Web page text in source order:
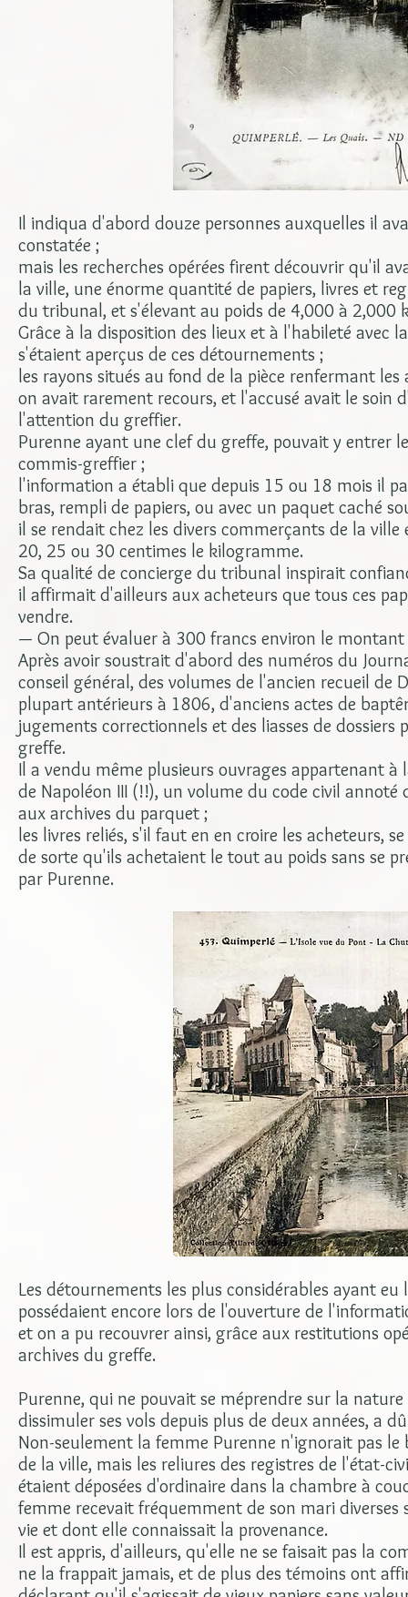
Il indiqua d'abord douze personnes auxquelles il
constatée ;
mais les recherches opérées firent découvrir qu'il
la ville, une énorme quantité de papiers, livres et
du tribunal, et s'élevant au poids de 4,000 à 2,000
Grâce à la disposition des lieux et à l'habileté avec
s'étaient aperçus de ces détournements ;
les rayons situés au fond de la pièce renfermant
on avait rarement recours, et l'accusé avait le soin
l'attention du greffier.
Purenne ayant une clef du greffe, pouvait y entrer
commis-greffier ;
l'information a établi que depuis 15 ou 18 mois il
bras, rempli de papiers, ou avec un paquet caché
il se rendait chez les divers commerçants de la
20, 25 ou 30 centimes le kilogramme.
Sa qualité de concierge du tribunal inspirait
il affirmait d'ailleurs aux acheteurs que tous ces
vendre.
— On peut évaluer à 300 francs environ le
Après avoir soustrait d'abord des numéros du
conseil général, des volumes de l'ancien recueil
plupart antérieurs à 1806, d'anciens actes de
jugements correctionnels et des liasses de
greffe.
Il a vendu même plusieurs ouvrages appartenant
de Napoléon III (!!), un volume du code civil annoté
aux archives du parquet ;
les livres reliés, s'il faut en en croire les acheteurs,
de sorte qu'ils achetaient le tout au poids sans se
par Purenne.
Les détournements les plus considérables ayant
possédaient encore lors de l'ouverture de
et on a pu recouvrer ainsi, grâce aux restitutions
archives du greffe.
Purenne, qui ne pouvait se méprendre sur la
dissimuler ses vols depuis plus de deux années, a
Non-seulement la femme Purenne n'ignorait pas
de la ville, mais les reliures des registres de l'état-
étaient déposées d'ordinaire dans la chambre à
femme recevait fréquemment de son mari
vie et dont elle connaissait la provenance.
Il est appris, d'ailleurs, qu'elle ne se faisait pas la
ne la frappait jamais, et de plus des témoins ont